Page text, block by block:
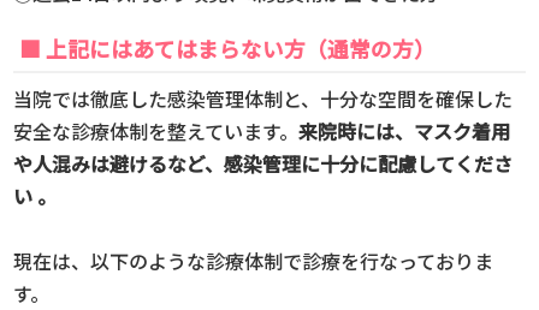
■ 上記にはあてはまらない方（通常の方）
当院では徹底した感染管理体制と、十分な空間を確保した
安全な診療体制を整えています。来院時には、マスク着用
や人混みは避けるなど、感染管理に十分に配慮してくださ
い 。
現在は、以下のような診療体制で診療を行なっておりま
す。